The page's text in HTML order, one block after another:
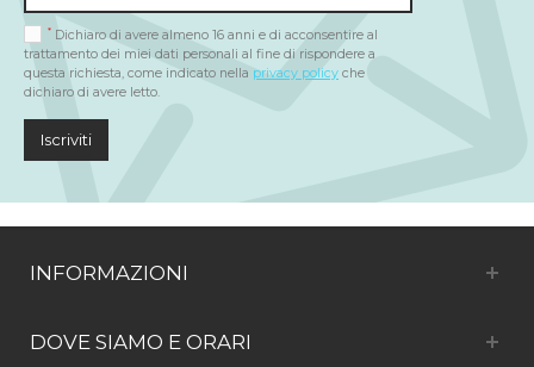
* Dichiaro di avere almeno 16 anni e di acconsentire al
trattamento dei miei dati personali al fine di rispondere a
questa richiesta, come indicato nella privacy policy che
dichiaro di avere letto.
Iscriviti
INFORMAZIONI
DOVE SIAMO E ORARI